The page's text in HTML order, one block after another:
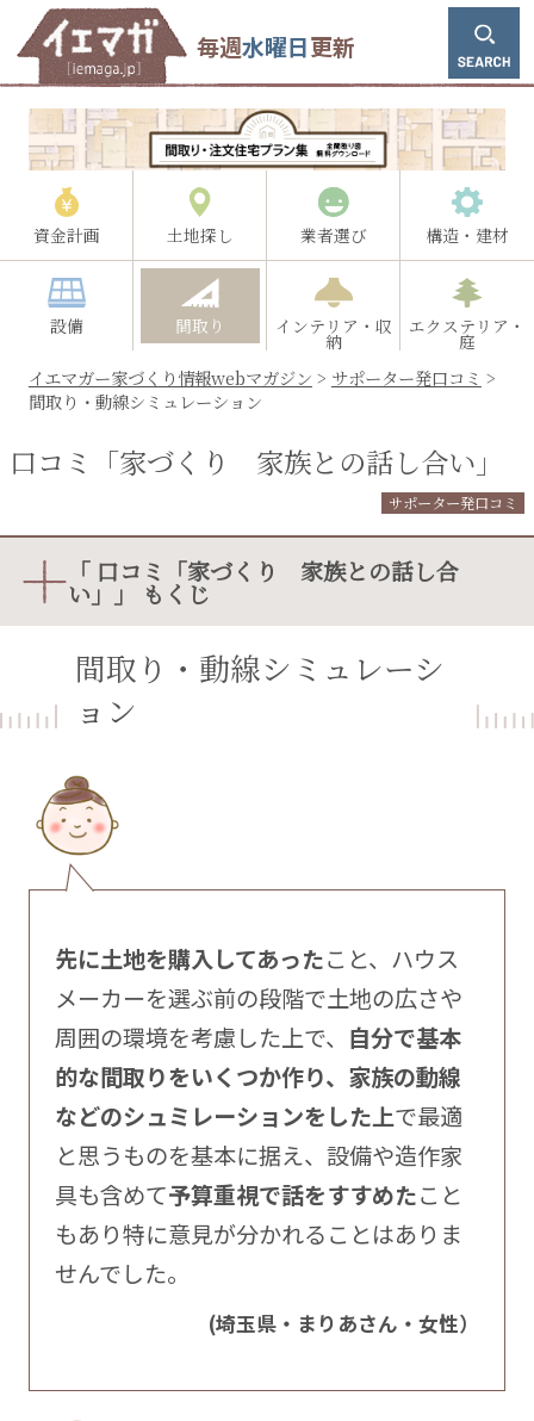
毎週水曜日更新
資金計画 土地探し 業者選び 構造・建材
設備 間取り インテリア・収
納
エクステリア・
庭
イエマガー家づくり情報webマガジン > サポーター発口コミ >
間取り・動線シミュレーション
口コミ「家づくり 家族との話し合い」
サポーター発口コミ
「 口コミ「家づくり 家族との話し合
い」」 もくじ
間取り・動線シミュレーシ
ョン
先に土地を購入してあったこと、ハウス
メーカーを選ぶ前の段階で土地の広さや
周囲の環境を考慮した上で、 自分で基本
的な間取りをいくつか作り、家族の動線
などのシュミレーションをした上で最適
と思うものを基本に据え、設備や造作家
具も含めて予算重視で話をすすめたこと
もあり特に意見が分かれることはありま
せんでした。
(埼玉県・まりあさん・女性）